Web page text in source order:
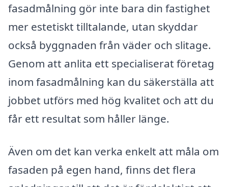
fasadmålning gör inte bara din fastighet
mer estetiskt tilltalande, utan skyddar
också byggnaden från väder och slitage.
Genom att anlita ett specialiserat företag
inom fasadmålning kan du säkerställa att
jobbet utförs med hög kvalitet och att du
får ett resultat som håller länge.
Även om det kan verka enkelt att måla om
fasaden på egen hand, finns det flera